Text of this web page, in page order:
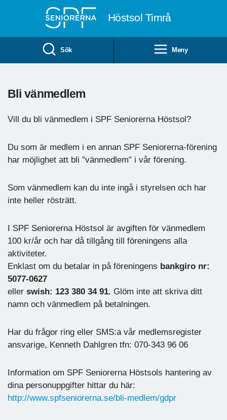
Höstsol Timrå
Sök Meny
Bli vänmedlem
Vill du bli vänmedlem i SPF Seniorerna Höstsol?
Du som är medlem i en annan SPF Seniorerna-förening
har möjlighet att bli ”vänmedlem” i vår förening.
Som vänmedlem kan du inte ingå i styrelsen och har
inte heller rösträtt.
I SPF Seniorerna Höstsol är avgiften för vänmedlem
100 kr/år och har då tillgång till föreningens alla
aktiviteter.
Enklast om du betalar in på föreningens bankgiro nr:
5077-0627
eller swish: 123 380 34 91. Glöm inte att skriva ditt
namn och vänmedlem på betalningen.
Har du frågor ring eller SMS:a vår medlemsregister
ansvarige, Kenneth Dahlgren tfn: 070-343 96 06
Information om SPF Seniorerna Höstsols hantering av
dina personuppgifter hittar du här:
http://www.spfseniorerna.se/bli-medlem/gdpr